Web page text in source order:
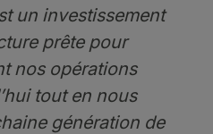
un investissement
prête pour
nos opérations
tout en nous
génération de